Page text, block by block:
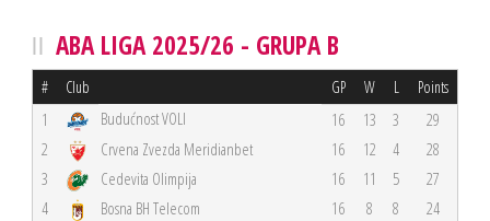
ABA LIGA 2025/26 - GRUPA B
# Club GP W L Points
1 Budućnost VOLI 16 13 3
29
2
Crvena Zvezda Meridianbet 16 12 4
28
3
Cedevita Olimpija 16 11 5
27
4
Bosna BH Telecom 16 8 8
24